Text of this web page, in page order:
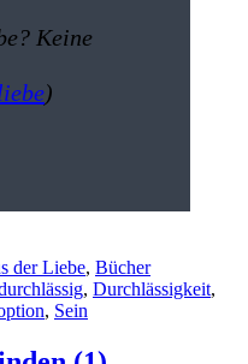
Keine
)
der Liebe, Bücher
, Durchlässigkeit,
, Sein